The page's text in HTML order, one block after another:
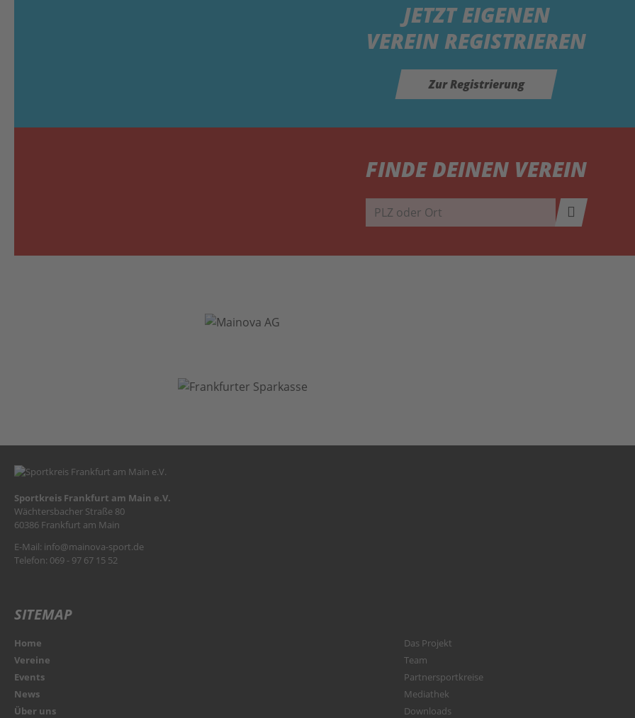
JETZTEIGENEN
VEREIN REGISTRIEREN
Zur Registrierung
FINDE DEINEN VEREIN
Sportkreis Frankfurt am Main e.V.
Wächtersbacher Straße 80
60386 Frankfurt am Main
E-Mail: info@mainova-sport.de
Telefon: 069 - 97 67 15 52
SITEMAP
Home
Vereine
Events
News
Über uns
Das Projekt
Team
Partnersportkreise
Mediathek
Downloads